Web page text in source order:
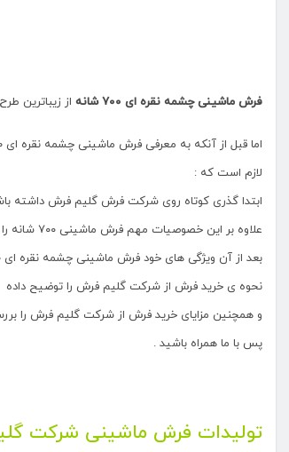
فرش ماشینی چشمه نقره ای ۷۰۰ شانه از زیباترین
اما قبل از آنکه به معرفی فرش ماشینی چشمه نقره ای ۷۰۰ شانه بپردازیم
لازم است که :
ابتدا گذری کوتاه روی شرکت فرش گلیم فرش داشته
علاوه بر این خصوصیات مهم فرش ماشینی ۷۰۰ شانه را بررسی کنیم
بعد از آن ویژگی های خود فرش ماشینی چشمه نقره ای ۷۰۰ شانه را بررسی کرده
نحوه ی خرید فرش از شرکت گلیم فرش را توضیح داده
و همچنین مزایای خرید فرش از شرکت گلیم فرش را
پس با ما همراه باشید .
تولیدات فرش ماشینی شرکت